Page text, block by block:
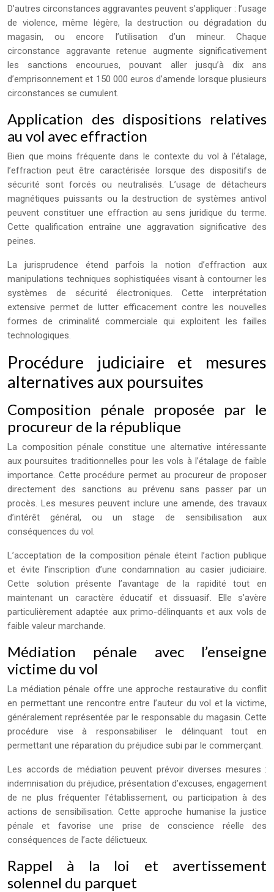
D’autres circonstances aggravantes peuvent s’appliquer : l’usage
de violence, même légère, la destruction ou dégradation du
magasin, ou encore l’utilisation d’un mineur. Chaque
circonstance aggravante retenue augmente significativement
les sanctions encourues, pouvant aller jusqu’à dix ans
d’emprisonnement et 150 000 euros d’amende lorsque plusieurs
circonstances se cumulent.
Application des dispositions relatives
au vol avec effraction
Bien que moins fréquente dans le contexte du vol à l’étalage,
l’effraction peut être caractérisée lorsque des dispositifs de
sécurité sont forcés ou neutralisés. L’usage de détacheurs
magnétiques puissants ou la destruction de systèmes antivol
peuvent constituer une effraction au sens juridique du terme.
Cette qualification entraîne une aggravation significative des
peines.
La jurisprudence étend parfois la notion d’effraction aux
manipulations techniques sophistiquées visant à contourner les
systèmes de sécurité électroniques. Cette interprétation
extensive permet de lutter efficacement contre les nouvelles
formes de criminalité commerciale qui exploitent les failles
technologiques.
Procédure judiciaire et mesures
alternatives aux poursuites
Composition pénale proposée par le
procureur de la république
La composition pénale constitue une alternative intéressante
aux poursuites traditionnelles pour les vols à l’étalage de faible
importance. Cette procédure permet au procureur de proposer
directement des sanctions au prévenu sans passer par un
procès. Les mesures peuvent inclure une amende, des travaux
d’intérêt général, ou un stage de sensibilisation aux
conséquences du vol.
L’acceptation de la composition pénale éteint l’action publique
et évite l’inscription d’une condamnation au casier judiciaire.
Cette solution présente l’avantage de la rapidité tout en
maintenant un caractère éducatif et dissuasif. Elle s’avère
particulièrement adaptée aux primo-délinquants et aux vols de
faible valeur marchande.
Médiation pénale avec l’enseigne
victime du vol
La médiation pénale offre une approche restaurative du conflit
en permettant une rencontre entre l’auteur du vol et la victime,
généralement représentée par le responsable du magasin. Cette
procédure vise à responsabiliser le délinquant tout en
permettant une réparation du préjudice subi par le commerçant.
Les accords de médiation peuvent prévoir diverses mesures :
indemnisation du préjudice, présentation d’excuses, engagement
de ne plus fréquenter l’établissement, ou participation à des
actions de sensibilisation. Cette approche humanise la justice
pénale et favorise une prise de conscience réelle des
conséquences de l’acte délictueux.
Rappel à la loi et avertissement
solennel du parquet